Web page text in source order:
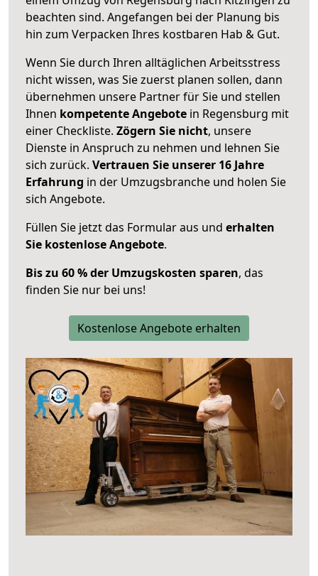
beachten sind. Angefangen bei der Planung bis
hin zum Verpacken Ihres kostbaren Hab & Gut.
Wenn Sie durch Ihren alltäglichen Arbeitsstress
nicht wissen, was Sie zuerst planen sollen, dann
übernehmen unsere Partner für Sie und stellen
Ihnen kompetente Angebote in Regensburg mit
einer Checkliste. Zögern Sie nicht, unsere
Dienste in Anspruch zu nehmen und lehnen Sie
sich zurück. Vertrauen Sie unserer 16 Jahre
Erfahrung in der Umzugsbranche und holen Sie
sich Angebote.
Füllen Sie jetzt das Formular aus und erhalten
Sie kostenlose Angebote.
Bis zu 60 % der Umzugskosten sparen, das
finden Sie nur bei uns!
Kostenlose Angebote erhalten